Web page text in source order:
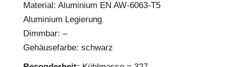
Material: Aluminium EN AW-6063-T5
Aluminium Legierung
Dimmbar: –
Gehäusefarbe: schwarz